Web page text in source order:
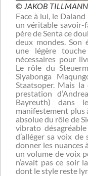
© JAKOB TILLMANN
Face à lui, le
un véritable savoir-
père de Senta ce
deux mondes. Son
une légère
nécessaires pour
Le rôle du
Siyabonga
Staatsoper. Mais
prestation
Bayreuth) dans
manifestement plus
absolue du rôle de
vibrato
d’alléger sa voix de
donner les nuances
un volume de voix
n’avait pas ce soir
dont le style reste